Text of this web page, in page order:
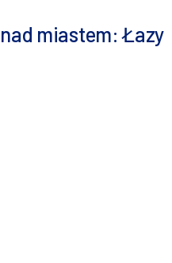
miastem: Łazy